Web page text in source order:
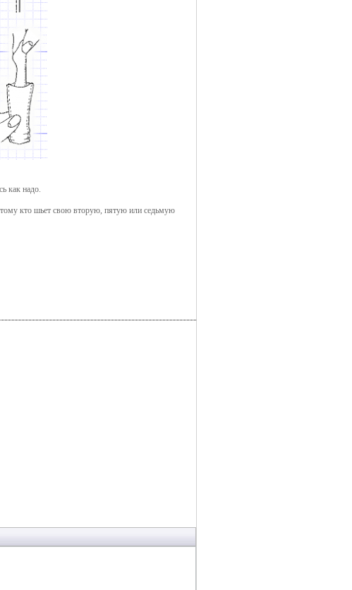
как надо.
кто шьет свою вторую, пятую или седьмую